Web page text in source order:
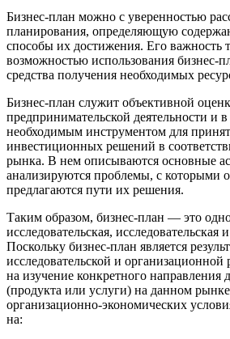
Бизнес-план можно с уверенностью
планирования, определяющую
способы их достижения. Его важность
возможностью использования бизнес-
средства получения необходимых
Бизнес-план служит объективной
предпринимательской деятельности и
необходимым инструментом для
инвестиционных решений в
рынка. В нем описываются основные
анализируются проблемы, с которыми
предлагаются пути их решения.
Таким образом, бизнес-план — это
исследовательская, исследовательская
Поскольку бизнес-план является
исследовательской и
на изучение конкретного направления
(продукта или услуги) на данном
организационно-экономических
на: